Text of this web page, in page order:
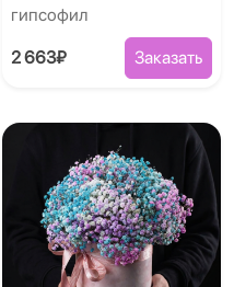
гипсофил
2 663₽ Заказать